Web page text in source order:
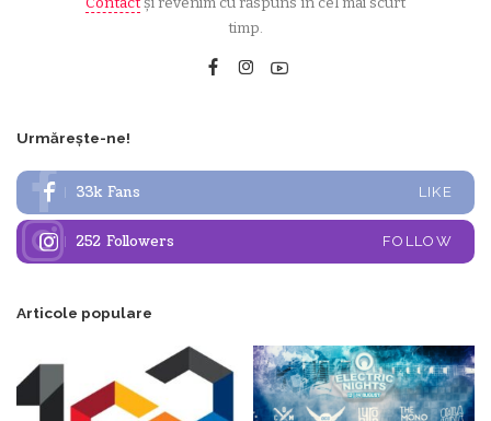
timp.
Urmărește-ne!
33k Fans LIKE
252 Followers FOLLOW
Articole populare